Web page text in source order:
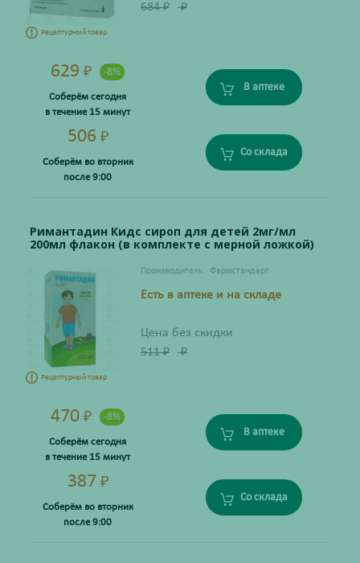
Рецептурный товар
684₽ ₽
629 ₽ -8%
Соберём сегодня
в течение 15 минут
В аптеке
506 ₽
Соберём во вторник
после 9:00
Со склада
Римантадин Кидс сироп для детей 2мг/мл
200мл флакон (в комплекте с мерной ложкой)
Рецептурный товар
Производитель: Фармстандарт
Есть в аптеке и на складе
Цена без скидки
511₽ ₽
470 ₽ -8%
Соберём сегодня
в течение 15 минут
В аптеке
387 ₽
Соберём во вторник
после 9:00
Со склада